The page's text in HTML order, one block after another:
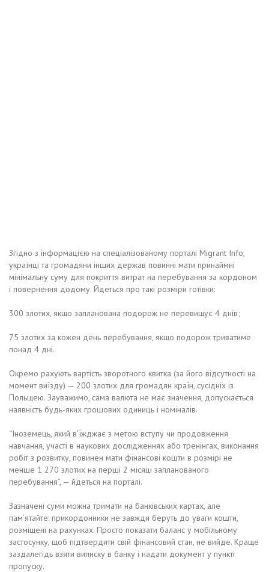
Згідно з інформацією на спеціалізованому порталі Migrant Info,
українці та громадяни інших держав повинні мати принаймні
мінімальну суму для покриття витрат на перебування за кордоном
і повернення додому. Йдеться про такі розміри готівки:
300 злотих, якщо запланована подорож не перевищує 4 днів;
75 злотих за кожен день перебування, якщо подорож триватиме
понад 4 дні.
Окремо рахують вартість зворотного квитка (за його відсутності на
момент виїзду) — 200 злотих для громадян країн, сусідніх із
Польщею. Зауважимо, сама валюта не має значення, допускається
наявність будь-яких грошових одиниць і номіналів.
“Іноземець, який в’їжджає з метою вступу чи продовження
навчання, участі в наукових дослідженнях або тренінгах, виконання
робіт з розвитку, повинен мати фінансові кошти в розмірі не
менше 1 270 злотих на перші 2 місяці запланованого
перебування”, — йдеться на порталі.
Зазначені суми можна тримати на банківських картах, але
пам’ятайте: прикордонники не завжди беруть до уваги кошти,
розміщені на рахунках. Просто показати баланс у мобільному
застосунку, щоб підтвердити свій фінансовий стан, не вийде. Краще
заздалегідь взяти виписку в банку і надати документ у пункті
пропуску.